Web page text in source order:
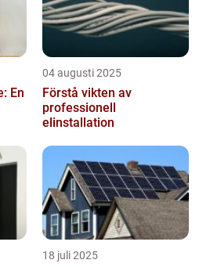
En
04 augusti 2025
Förstå vikten av
professionell
elinstallation
18 juli 2025